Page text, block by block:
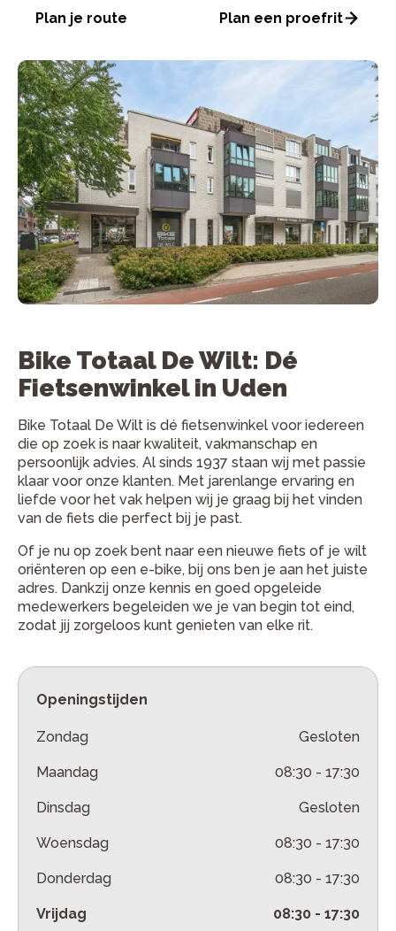
Plan je route
Plan een proefrit
Bike Totaal De Wilt: Dé
Fietsenwinkel in Uden
Bike Totaal De Wilt is dé fietsenwinkel voor iedereen
die op zoek is naar kwaliteit, vakmanschap en
persoonlijk advies. Al sinds 1937 staan wij met passie
klaar voor onze klanten. Met jarenlange ervaring en
liefde voor het vak helpen wij je graag bij het vinden
van de fiets die perfect bij je past.
Of je nu op zoek bent naar een nieuwe fiets of je wilt
oriënteren op een e-bike, bij ons ben je aan het juiste
adres. Dankzij onze kennis en goed opgeleide
medewerkers begeleiden we je van begin tot eind,
zodat jij zorgeloos kunt genieten van elke rit.
Openingstijden
Zondag Gesloten
Maandag 08:30 - 17:30
Dinsdag Gesloten
Woensdag 08:30 - 17:30
Donderdag 08:30 - 17:30
Vrijdag 08:30 - 17:30